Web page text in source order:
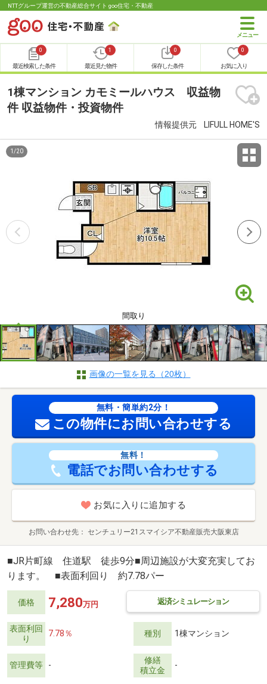
NTTグループ運営の不動産総合サイト goo住宅・不動産
0
最近検索した条件
1
最近見た物件
0
保存した条件
0
お気に入り
1棟マンション カモミールハウス 収益物
件 収益物件・投資物件
情報提供元 LIFULL HOME'S
間取り
1 /20
画像の一覧を見る（20枚）
無料・簡単約2分！
この物件にお問い合わせする
無料！
電話でお問い合わせする
お気に入りに追加する
お問い合わせ先 センチュリー21スマイシア不動産販売大阪東店
■JR片町線 住道駅 徒歩9分■周辺施設が大変充実してお
ります。 ■表面利回り 約7.78パー
価格 返済シミュレーション
7,280万円
表面利回
り
7.78％ 種別 1棟マンション
管理費等 -
修繕
積立金
-